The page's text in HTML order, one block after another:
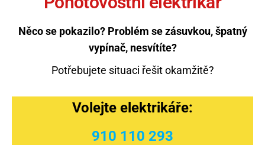
Něco se pokazilo? Problém se zásuvkou, špatný
vypínač, nesvítíte?
Potřebujete situaci řešit okamžitě?
Volejte elektrikáře:
910 110 293